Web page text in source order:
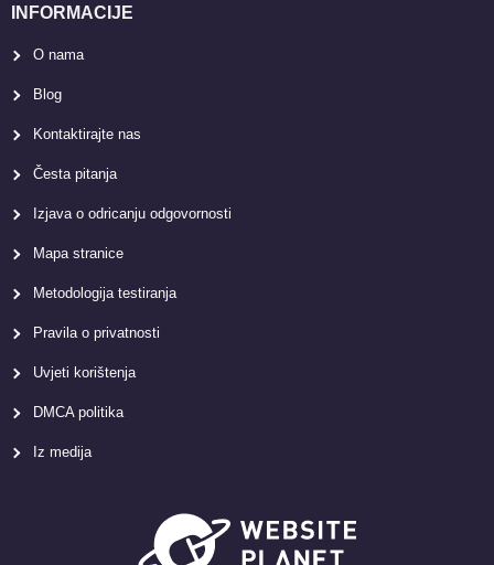
INFORMACIJE
O nama
Blog
Kontaktirajte nas
Česta pitanja
Izjava o odricanju odgovornosti
Mapa stranice
Metodologija testiranja
Pravila o privatnosti
Uvjeti korištenja
DMCA politika
Iz medija